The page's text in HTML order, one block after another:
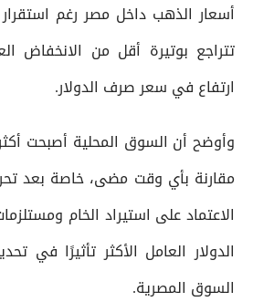
أسعار الذهب داخل مصر رغم استقرار
تتراجع بوتيرة أقل من الانخفاض
ارتفاع في سعر صرف الدولار.
وأوضح أن السوق المحلية أصبحت
مقارنة بأي وقت مضى، خاصة بعد
الاعتماد على استيراد الخام
الدولار العامل الأكثر تأثيرًا في
السوق المصرية.